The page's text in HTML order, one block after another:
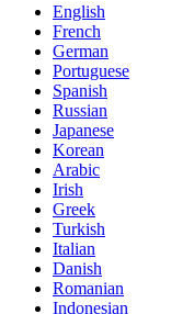
English
French
German
Portuguese
Spanish
Russian
Japanese
Korean
Arabic
Irish
Greek
Turkish
Italian
Danish
Romanian
Indonesian